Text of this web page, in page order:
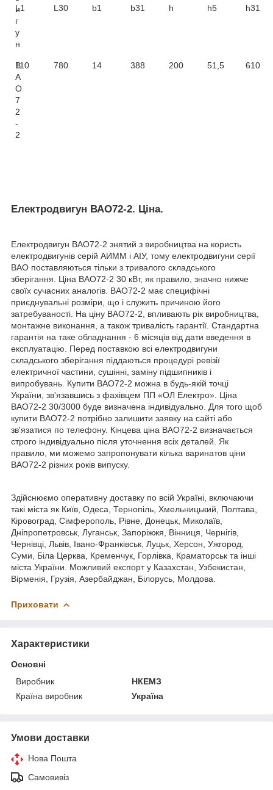
и
г
у
н
L1 L30 b1 b31 h h5 h31
В
А
О
7
2
-
2
110 780 14 388 200 51,5 610
Електродвигун ВАО72-2. Ціна.
Електродвигун ВАО72-2 знятий з виробництва на користь
електродвигунів серій АИММ і АІУ, тому електродвигуни серії
ВАО поставляються тільки з тривалого складського
зберігання. Ціна ВАО72-2 30 кВт, як правило, значно нижче
своїх сучасних аналогів. ВАО72-2 має специфічні
приєднувальні розміри, що і служить причиною його
затребуваності. На ціну ВАО72-2, впливають рік виробництва,
монтажне виконання, а також тривалість гарантії. Стандартна
гарантія на таке обладнання - 6 місяців від дати введення в
експлуатацію. Перед поставкою всі електродвигуни
складського зберігання піддаються процедурі ревізії
електричної частини, сушінні, заміну підшипників і
випробувань. Купити ВАО72-2 можна в будь-якій точці
України, зв'язавшись з фахівцем ПП «ОЛ Електро». Ціна
ВАО72-2 30/3000 буде визначена індивідуально. Для того щоб
купити ВАО72-2 потрібно залишити заявку на сайті або
зв'язатися по телефону. Кінцева ціна ВАО72-2 визначається
строго індивідуально після уточнення всіх деталей. Як
правило, ми можемо запропонувати кілька варинатов ціни
ВАО72-2 різних років випуску.
Здійснюємо оперативну доставку по всій Україні, включаючи
такі міста як Київ, Одеса, Тернопіль, Хмельницький, Полтава,
Кіровоград, Сімферополь, Рівне, Донецьк, Миколаїв,
Дніпропетровськ, Луганськ, Запоріжжя, Вінниця, Чернігів,
Чернівці, Львів, Івано-Франківськ, Луцьк, Херсон, Ужгород,
Суми, Біла Церква, Кременчук, Горлівка, Краматорськ та інші
міста України. Можливий експорт у Казахстан, Узбекистан,
Вірменія, Грузія, Азербайджан, Білорусь, Молдова.
Приховати
Характеристики
Основні
Виробник
НКЕМЗ
Країна виробник
Україна
Умови доставки
Нова Пошта
Самовивіз